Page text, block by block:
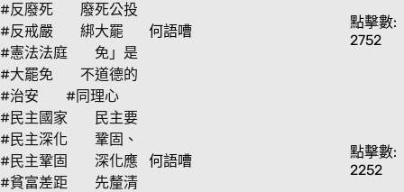
#反廢死
#反戒嚴
#憲法法庭
#大罷免
廢死公投
綁大罷
免」是
不道德的
何語嘈
點擊數:
2752
#治安
#同理心
#民主國家
#民主深化
#民主鞏固
#貧富差距
民主要
鞏固、
深化應
先釐清
何語嘈
點擊數:
2252